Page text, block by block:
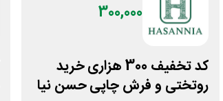
300,000
کد تخفیف 300 هزاری خرید
روتختی و فرش چاپی حسن نیا